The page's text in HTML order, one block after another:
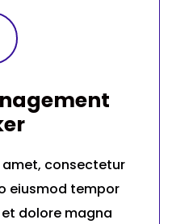
consectetur
eiusmod tempor
dolore magna